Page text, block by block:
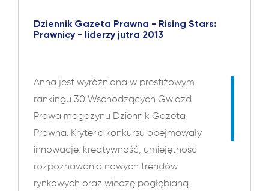
Dziennik Gazeta Prawna - Rising Stars:
Prawnicy - liderzy jutra 2013
Anna jest wyróżniona w prestiżowym
rankingu 30 Wschodzących Gwiazd
Prawa magazynu Dziennik Gazeta
Prawna. Kryteria konkursu obejmowały
innowacje, kreatywność, umiejętność
rozpoznawania nowych trendów
rynkowych oraz wiedzę pogłębianą